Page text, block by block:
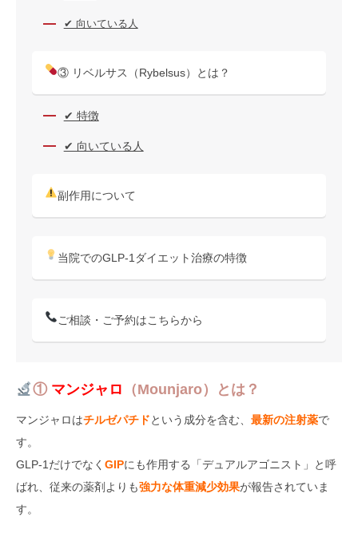
✔ 向いている人
③ リベルサス（Rybelsus）とは？
✔ 特徴
✔ 向いている人
副作用について
当院でのGLP-1ダイエット治療の特徴
ご相談・ご予約はこちらから
① マンジャロ （Mounjaro）とは？
マンジャロはチルゼパチドという成分を含む、 最新の注射薬で
す。
GLP-1だけでなく GIPにも作用する「デュアルアゴニスト」と呼
ばれ、従来の薬剤よりも強力な体重減少効果が報告されていま
す。